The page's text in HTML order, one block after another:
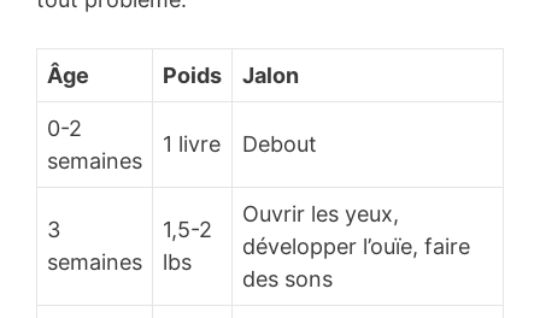
Âge Poids Jalon
0-2
semaines
1 livre Debout
3
semaines
1,5-2
lbs
Ouvrir les yeux,
développer l’ouïe, faire
des sons